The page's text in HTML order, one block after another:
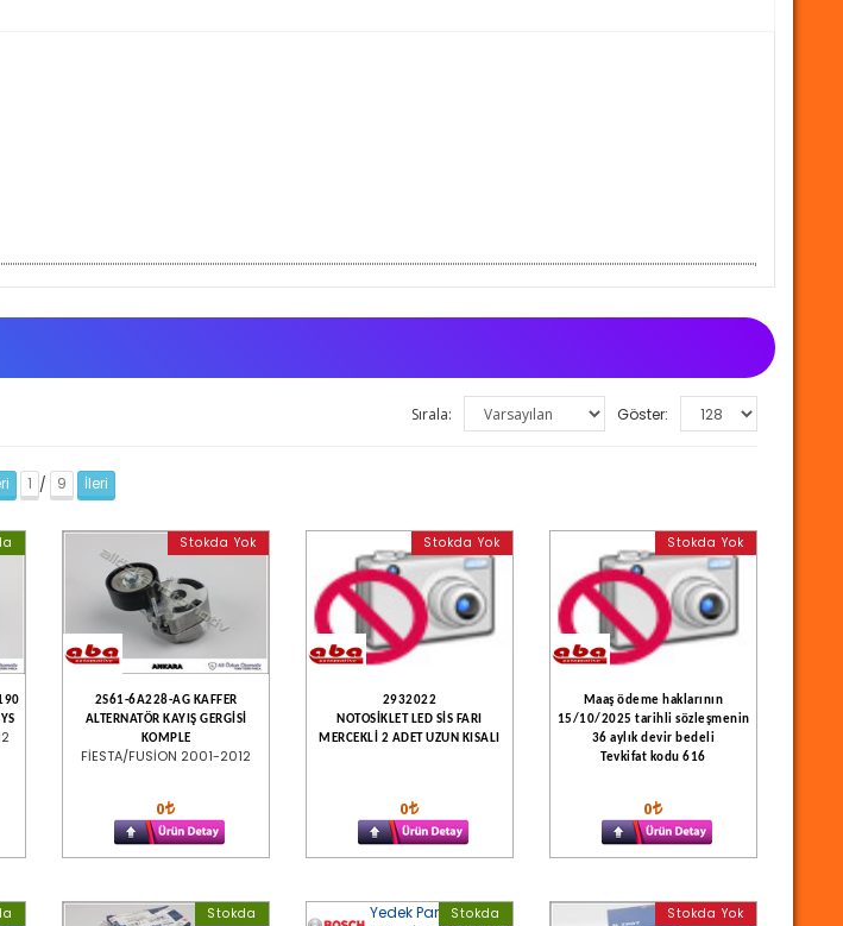
Göster:
Sırala:
1 / 9 İleri
Stokda Yok
2S61-6A228-AG KAFFER
ALTERNATÖR KAYIŞ GERGİSİ
KOMPLE
FİESTA/FUSİON 2001-2012
0
Stokda Yok
2932022
NOTOSİKLET LED SİS FARI
MERCEKLİ 2 ADET UZUN KISALI
0
Stokda Yok
Maaş ödeme haklarının
15/10/2025 tarihli sözleşmenin
36 aylık devir bedeli
Tevkifat kodu 616
0
Stokda Stokda Stokda Yok